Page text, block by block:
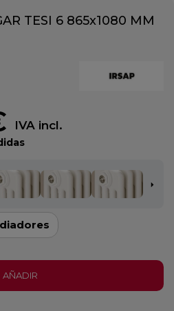
TESI 6 865x1080 MM
IVA incl.
AÑADIR